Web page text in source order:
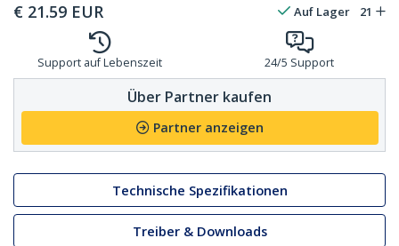
€ 21.59 EUR Auf Lager 21
Support auf Lebenszeit 24/5 Support
Über Partner kaufen
Partner anzeigen
Technische Spezifikationen
Treiber & Downloads